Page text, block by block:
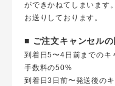
ができかねてしまいます
お送りしております。
■ ご注文キャンセル
到着日5〜4日前までのキ
手数料の50%
到着日3日前〜発送後の